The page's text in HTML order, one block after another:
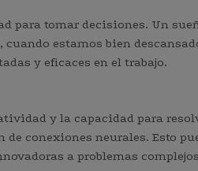
para tomar decisiones. Un
estamos bien
y eficaces en el trabajo.
y la capacidad para
conexiones neurales. Esto
a problemas